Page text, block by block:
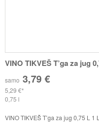
VINO TIKVEŠ T’ga za jug
samo 3,79 €
5,29 €
0,75 l
VINO TIKVEŠ T’ga za jug 0,75 L